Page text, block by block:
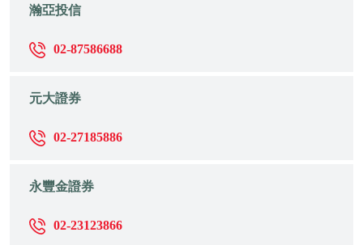
瀚亞投信
02-87586688
元大證券
02-27185886
永豐金證券
02-23123866